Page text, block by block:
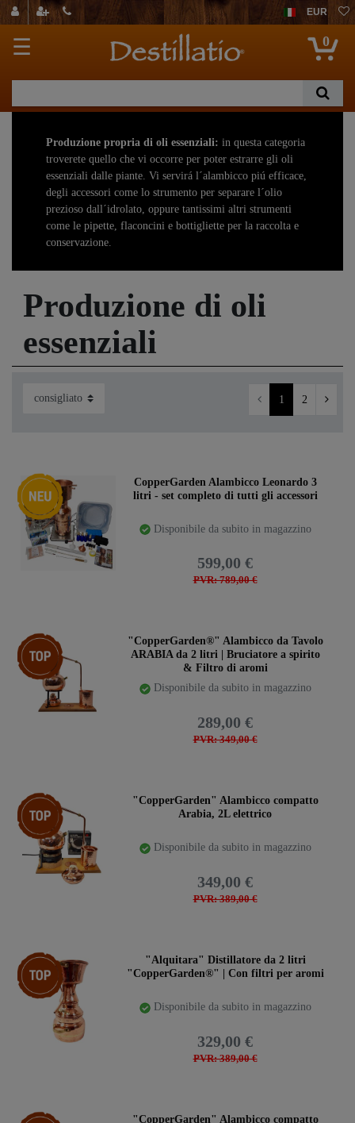
EUR
☰ 0
Produzione propria di oli essenziali: in questa categoria
troverete quello che vi occorre per poter estrarre gli oli
essenziali dalle piante. Vi servirá l´alambicco piú efficace,
degli accessori come lo strumento per separare l´olio
prezioso dall´idrolato, oppure tantissimi altri strumenti
come le pipette, flaconcini e bottigliette per la raccolta e
conservazione.
Inoltre vi proponiamo una gamma di miscele profumate
giá pronte di oli essenziali puri, cosí come apparecchi
diffusori di profumo per creare la giusta atmosfera in casa
e in ufficio.
Produzione di oli
essenziali
1 2
Ceres::Template.storeSpecialNewCopperGarden Alambicco Leonardo 3
litri - set completo di tutti gli accessori
Disponibile da subito in magazzino
PVR: 789,00 €
599,00 €
Ceres::Template.storeSpecialTop"CopperGarden®" Alambicco da Tavolo
ARABIA da 2 litri | Bruciatore a spirito
& Filtro di aromi
Disponibile da subito in magazzino
PVR: 349,00 €
289,00 €
confezione
"CopperGarden" Alambicco compatto
Arabia, 2L elettrico
Disponibile da subito in magazzino
PVR: 389,00 €
349,00 €
Ceres::Template.storeSpecialTop"Alquitara" Distillatore da 2 litri
"CopperGarden®" | Con filtri per aromi
Disponibile da subito in magazzino
PVR: 389,00 €
329,00 €
Ceres::Template.storeSpecialTop"CopperGarden" Alambicco compatto